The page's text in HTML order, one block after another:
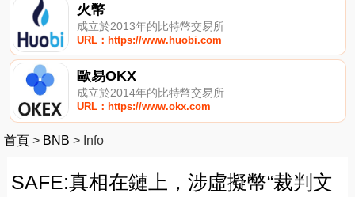
火幣
成立於2013年的比特幣交易所
URL：https://www.huobi.com
歐易OKX
成立於2014年的比特幣交易所
URL：https://www.okx.com
首頁 > BNB > Info
SAFE:真相在鏈上，涉虛擬幣“裁判文